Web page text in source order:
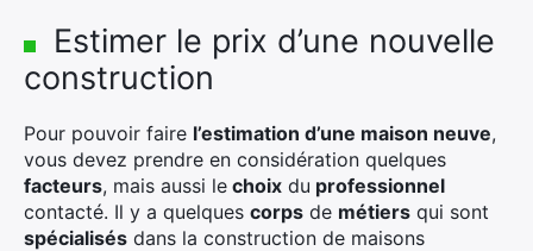
Estimer le prix d’une nouvelle
construction
Pour pouvoir faire l’estimation d’une maison neuve,
vous devez prendre en considération quelques
facteurs, mais aussi le choix du professionnel
contacté. Il y a quelques corps de métiers qui sont
spécialisés dans la construction de maisons
Rechercher
: